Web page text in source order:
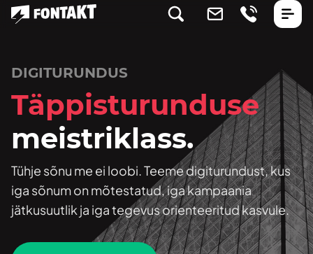
DIGITURUNDUS
Täppisturunduse
meistriklass.
Tühje sõnu me ei loobi. Teeme digiturundust, kus
iga sõnum on mõtestatud, iga kampaania
jätkusuutlik ja iga tegevus orienteeritud kasvule.